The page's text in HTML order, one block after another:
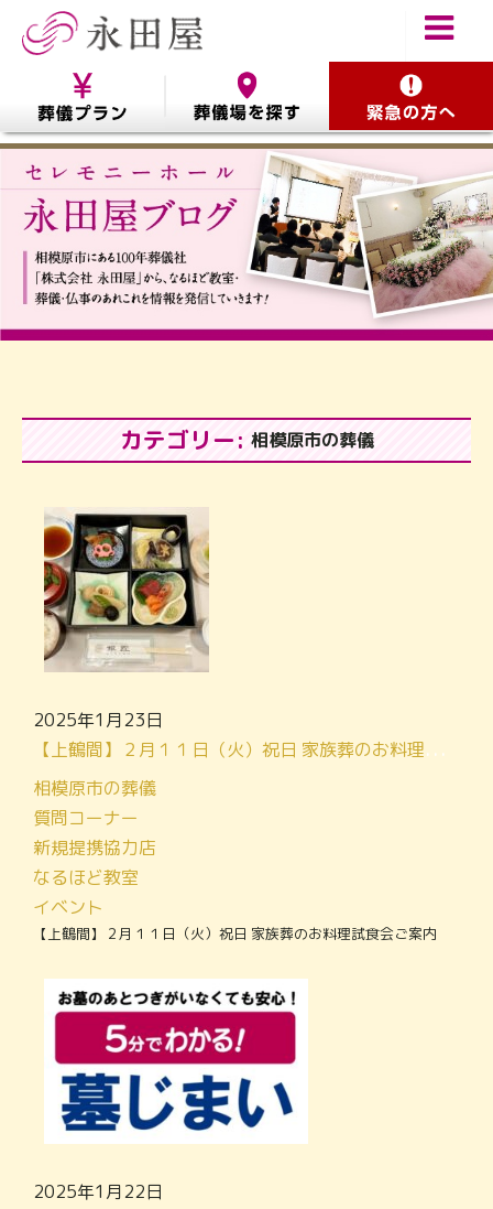
カテゴリー: 相模原市の葬儀
2025年1月23日
【上鶴間】２月１１日（火）祝日 家族葬のお料理試食会ご案内
相模原市の葬儀
質問コーナー
新規提携協力店
なるほど教室
イベント
【上鶴間】２月１１日（火）祝日 家族葬のお料理試食会ご案内
2025年1月22日